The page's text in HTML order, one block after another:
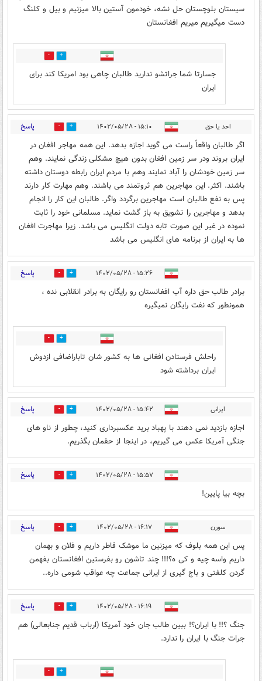
سیستان بلوچستان حل نشه، خودمون آستین بالا میزنیم و بیل و کلنگ
دست میگیریم میریم افغانستان
6
جسارتا شما جراتشو ندارید طالبان چاهی بود امریکا کند برای
ایران
احد یا حق ۱۵:۱۰ - ۱۴۰۲/۰۵/۲۸ 33 پاسخ
اگر طالبان واقعاً راست می گوید اجازه بدهد. این همه مهاجر افغان در
ایران بروند ودر سر زمین افغان بدون هیچ مشکلی زندگی نمایند. وهم
سر زمین خودشان را آباد نمایند وهم با مردم ایران رابطه دوستان داشته
باشند. اکثر. این مهاجرین هم ثروتمند می باشند. وهم مهارت کار دارند
پس به نفع طالبان است مهاجرین برگردد واگر. طالبان این کار را انجام
بدهد و مهاجرین را تشویق به باز گشت نماید. مسلمانی خود را ثابت
نموده در غیر این صورت تابه دولت انگلیس می باشد. زیرا مهاجرت افغان
ها به ایران از برنامه های انگلیس می باشد
۱۵:۲۶ - ۱۴۰۲/۰۵/۲۸ 2 پاسخ
برادر طالب حق داره آب افغانستان رو رایگان به برادر انقلابی نده ،
همونطور که نفت رایگان نمیگیره
5
راحلش فرستادن افغانی ها به کشور شان تاباراضافی ازدوش
ایران برداشته شود
ایرانی ۱۵:۴۲ - ۱۴۰۲/۰۵/۲۸ 42 پاسخ
اجازه بازدید نمی دهند با پهباد برید عکسبرداری کنید، چطور از ناو های
جنگی آمریکا عکس می گیریم، در اینجا از حقمان بگذریم.
۱۵:۵۷ - ۱۴۰۲/۰۵/۲۸ 2 پاسخ
بچه بیا پایین!
سورن ۱۶:۱۷ - ۱۴۰۲/۰۵/۲۸ 17 پاسخ
پس این همه بلوف که میزنین ما موشک قاطر داریم و فلان و بهمان
داریم واسه چیه و کی ه؟!!! چند تاشون رو بفرستین افغانستان بفهمن
گردن کلفتی و باج گیری از ایرانی جماعت چه عواقب شومی داره..
۱۶:۱۹ - ۱۴۰۲/۰۵/۲۸ 19 پاسخ
جنگ ؟!! با ایران؟! ببین طالب جان خود آمریکا (ارباب قدیم جنابعالی) هم
جرات جنگ با ایران را ندارد.
30